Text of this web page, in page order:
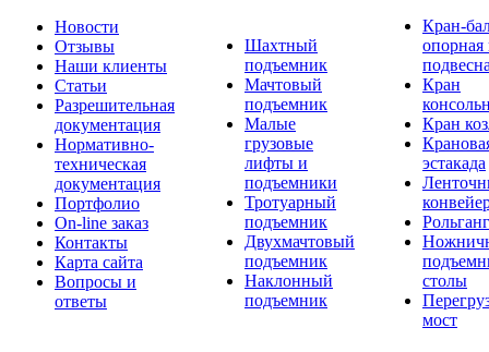
Новости
Отзывы
Наши клиенты
Статьи
Разрешительная
документация
Нормативно-
техническая
документация
Портфолио
On-line заказ
Контакты
Карта сайта
Вопросы и
ответы
Шахтный
подъемник
Мачтовый
подъемник
Малые
грузовые
лифты и
подъемники
Тротуарный
подъемник
Двухмачтовый
подъемник
Наклонный
подъемник
Кран-
опорная
Кран
Кран
эстакада
столы
мост